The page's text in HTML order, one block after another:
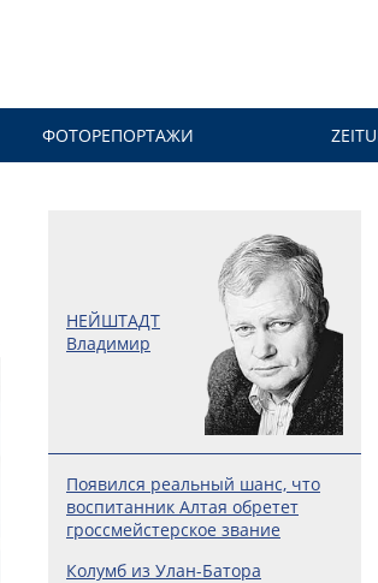
ФОТОРЕПОРТАЖИ
НЕЙШТАДТ
Владимир
Появился реальный шанс, что
воспитанник Алтая обретет
гроссмейстерское звание
Колумб из Улан-Батора